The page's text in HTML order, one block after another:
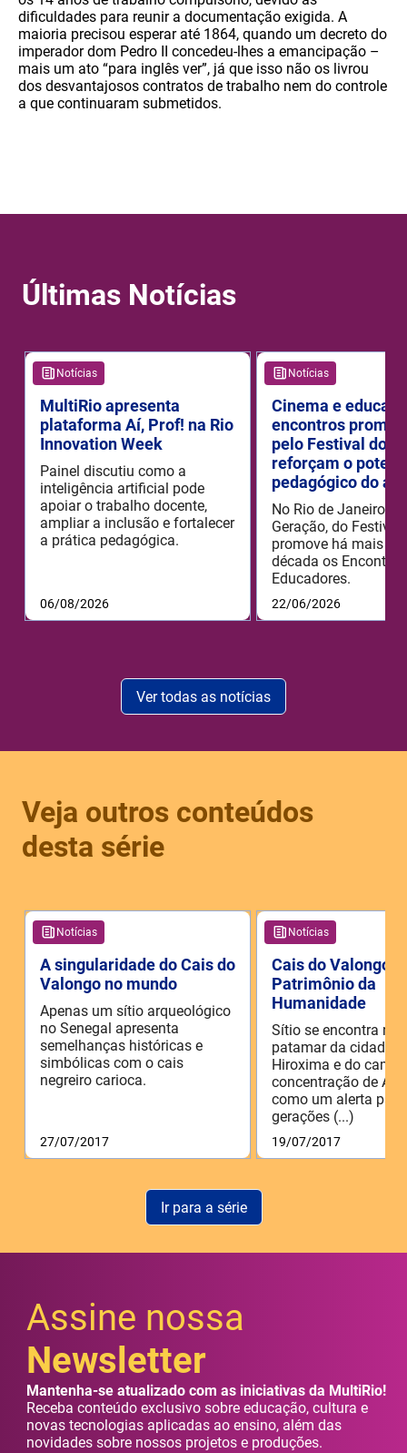
dificuldades para reunir a documentação exigida. A
maioria precisou esperar até 1864, quando um decreto do
imperador dom Pedro II concedeu-lhes a emancipação –
mais um ato “para inglês ver”, já que isso não os livrou
dos desvantajosos contratos de trabalho nem do controle
a que continuaram submetidos.
Últimas Notícias
Notícias
MultiRio apresenta
plataforma Aí, Prof! na Rio
Innovation Week
Painel discutiu como a
inteligência artificial pode
apoiar o trabalho docente,
ampliar a inclusão e fortalecer
a prática pedagógica.
06/08/2026
Notícias
Cinema e
encontros
pelo Festival do
reforçam o
pedagógico do
No Rio de Janeiro, o
Geração, do Festival
promove há mais de
década os
Educadores.
22/06/2026
Ver todas as notícias
Veja outros conteúdos
desta série
Notícias
A singularidade do Cais do
Valongo no mundo
Apenas um sítio arqueológico
no Senegal apresenta
semelhanças históricas e
simbólicas com o cais
negreiro carioca.
27/07/2017
Notícias
Cais do Valongo é
Patrimônio da
Humanidade
Sítio se encontra no
patamar da cidade
Hiroxima e do
concentração de
como um alerta
gerações (...)
19/07/2017
Ir para a série
Assine nossa
Newsletter
Mantenha-se atualizado com as iniciativas da MultiRio!
Receba conteúdo exclusivo sobre educação, cultura e
novas tecnologias aplicadas ao ensino, além das
novidades sobre nossos projetos e produções.